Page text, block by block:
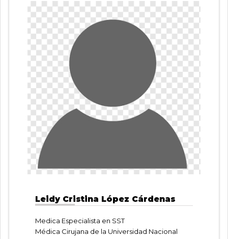
Leidy Cristina López Cárdenas
Medica Especialista en SST
Médica Cirujana de la Universidad Nacional